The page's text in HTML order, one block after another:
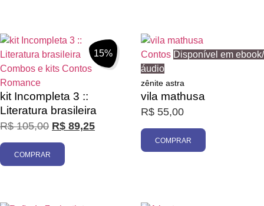
15%
Combos e kits Contos
Romance
kit Incompleta 3 ::
Literatura brasileira
R$105,00 R$ 89,25
COMPRAR
Contos Disponível em ebook/
áudio
zênite astra
vila mathusa
R$ 55,00
COMPRAR